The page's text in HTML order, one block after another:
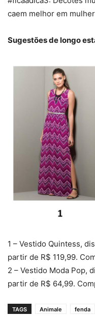
caem melhor em
Sugestões de longo
1 – Vestido Quintess,
partir de R$ 119,99.
2 – Vestido Moda Pop,
partir de R$ 64,99.
TAGS Animale fenda